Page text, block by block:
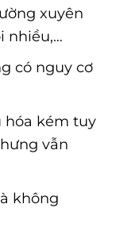
xuyên
nhiều,…
có nguy cơ
hóa kém tuy
vẫn
không